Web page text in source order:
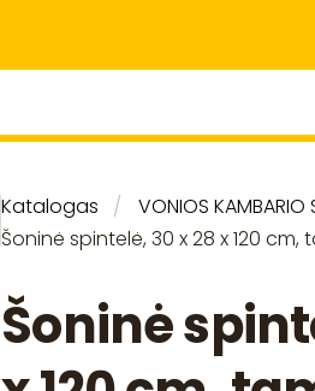
Katalogas
VONIOS KAMBARIO
Šoninė spintelė, 30 x 28 x 120
Šoninė